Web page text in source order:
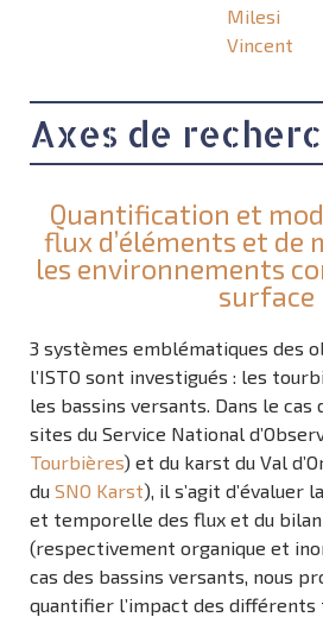
Milesi
Vincent
Axes de
Quantification et
flux d’éléments et de
les environnements
surface
3 systèmes emblématiques des
l’ISTO sont investigués : les
les bassins versants. Dans le
sites du Service National
Tourbières) et du karst du Val
du SNO Karst), il s’agit d’évaluer
et temporelle des flux et du
(respectivement organique et
cas des bassins versants, nous
quantifier l’impact des différents